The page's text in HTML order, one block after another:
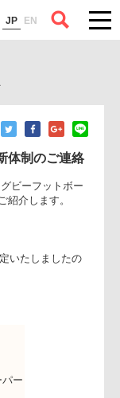
JP EN
体制のご連絡
ラグビーフットボー
、ご紹介します。